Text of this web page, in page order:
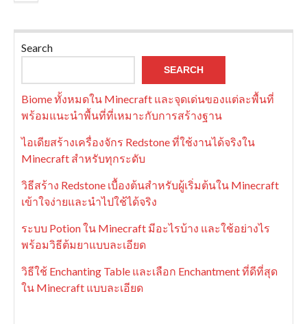
Search
SEARCH
Biome ทั้งหมดใน Minecraft และจุดเด่นของแต่ละพื้นที่
พร้อมแนะนำพื้นที่ที่เหมาะกับการสร้างฐาน
ไอเดียสร้างเครื่องจักร Redstone ที่ใช้งานได้จริงใน
Minecraft สำหรับทุกระดับ
วิธีสร้าง Redstone เบื้องต้นสำหรับผู้เริ่มต้นใน Minecraft
เข้าใจง่ายและนำไปใช้ได้จริง
ระบบ Potion ใน Minecraft มีอะไรบ้าง และใช้อย่างไร
พร้อมวิธีต้มยาแบบละเอียด
วิธีใช้ Enchanting Table และเลือก Enchantment ที่ดีที่สุด
ใน Minecraft แบบละเอียด